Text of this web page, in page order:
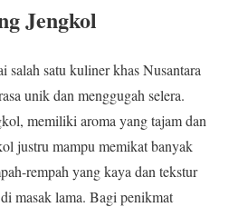
Jengkol
salah satu kuliner khas Nusantara
unik dan menggugah selera.
memiliki aroma yang tajam dan
justru mampu memikat banyak
rempah yang kaya dan tekstur
masak lama. Bagi penikmat